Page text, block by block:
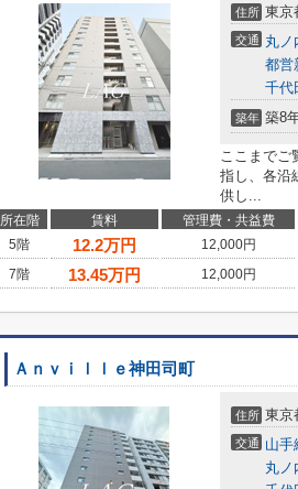
住所 東京
交通 丸ノ
都営
千代
築年 築8
ここまでご
指し、各沿
供し...
所在階 賃料 管理費・共益費
5階
12.2万円 12,000円
7階
13.45万円 12,000円
Ａｎｖｉｌｌｅ神田司町
住所 東京
交通 山手
丸ノ